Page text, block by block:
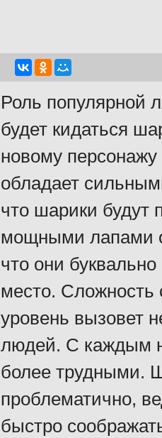
Роль популярной
будет кидаться
новому
обладает
что шарики будут
мощными лапами
что они
место. Сложность
уровень вызовет
людей. С каждым
более трудными.
проблематично,
быстро